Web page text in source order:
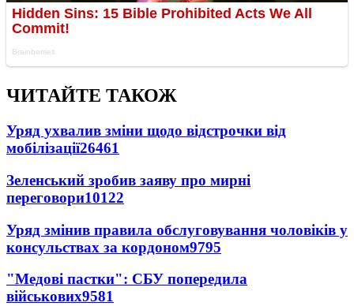
ЧИТАЙТЕ ТАКОЖ
Уряд ухвалив зміни щодо відстрочки від
мобілізації26461
Зеленський зробив заяву про мирні
переговори10122
Уряд змінив правила обслуговування чоловіків у
консульствах за кордоном9795
"Медові пастки": СБУ попередила
військових9581